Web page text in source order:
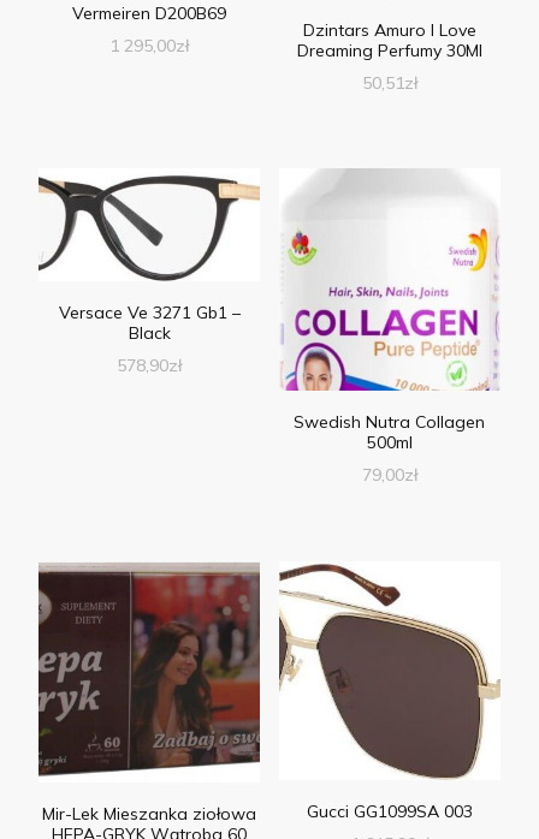
Vermeiren D200B69
1 295,00zł
Dzintars Amuro I Love
Dreaming Perfumy 30Ml
50,51zł
Versace Ve 3271 Gb1 –
Black
578,90zł
Swedish Nutra Collagen
500ml
79,00zł
Mir-Lek Mieszanka ziołowa
HEPA-GRYK Wątroba 60
Gucci GG1099SA 003